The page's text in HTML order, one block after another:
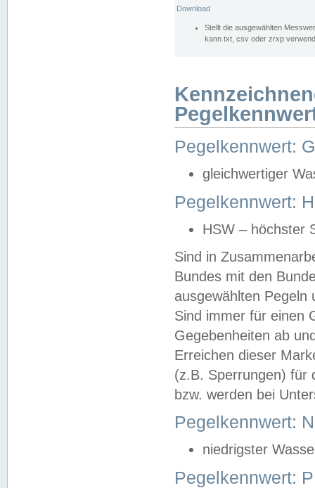
Download
Stellt die ausgewählten
kann txt, csv oder zrxp
Pegelkennwert:
gleichwertiger
Pegelkennwert:
HSW – höchster
Sind in
Bundes mit den
ausgewählten
Sind immer für einen
Gegebenheiten ab
Erreichen dieser
(z.B. Sperrungen) für
bzw. werden bei
Pegelkennwert:
niedrigster
Pegelkennwert: